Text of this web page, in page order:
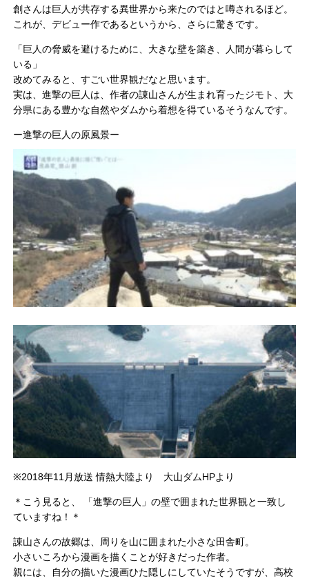
創さんは巨人が共存する異世界から来たのではと噂されるほど。
これが、デビュー作であるというから、さらに驚きです。
「巨人の脅威を避けるために、大きな壁を築き、人間が暮らして
いる」
改めてみると、すごい世界観だなと思います。
実は、進撃の巨人は、作者の諌山さんが生まれ育ったジモト、大
分県にある豊かな自然やダムから着想を得ているそうなんです。
ー進撃の巨人の原風景ー
※2018年11月放送 情熱大陸より 大山ダムHPより
＊こう見ると、 「進撃の巨人」の壁で囲まれた世界観と一致し
ていますね！＊
諌山さんの故郷は、周りを山に囲まれた小さな田舎町。
小さいころから漫画を描くことが好きだった作者。
親には、自分の描いた漫画ひた隠しにしていたそうですが、高校